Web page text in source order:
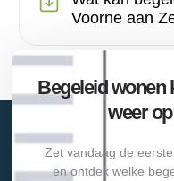
Voorne aan
Begeleid wonen
weer
Zet vandaag de
en ontdek welke